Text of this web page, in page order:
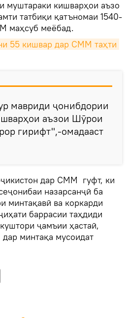
муштараки кишварҳои аъзо
татбиқи қатъномаи 1540-
маҳсуб меёбад.
55 кишвар дар СММ таҳти
мавриди ҷонибдории
аъзои Шӯрои
гирифт",-омадааст
дар СММ гуфт, ки
назарсанҷӣ ба
минтақавӣ ва коркарди
баррасии таҳдиди
ҷамъии ҳастаӣ,
минтақа мусоидат